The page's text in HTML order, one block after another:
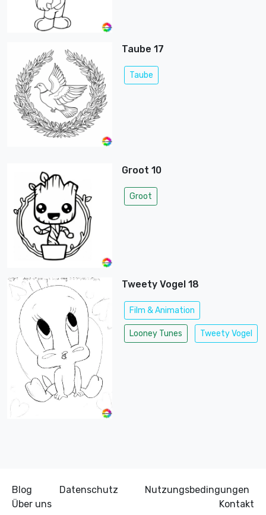
Taube 17
Taube
Groot 10
Groot
Tweety Vogel 18
Film & Animation
Looney Tunes Tweety Vogel
Blog Datenschutz
Nutzungsbedingungen
Über uns
Kontakt